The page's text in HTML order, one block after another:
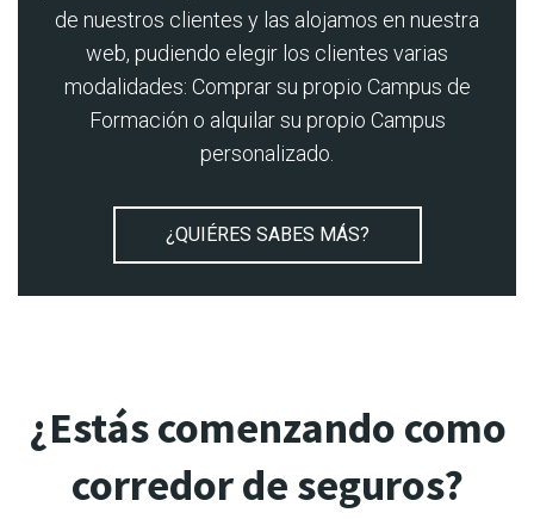
de nuestros clientes y las alojamos en nuestra
web, pudiendo elegir los clientes varias
modalidades: Comprar su propio Campus de
Formación o alquilar su propio Campus
personalizado.
¿QUIÉRES SABES MÁS?
¿Estás comenzando como
corredor de seguros?